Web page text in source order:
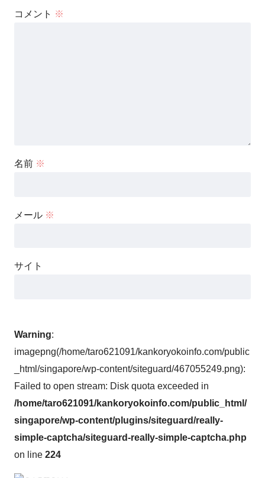
コメント ※
名前 ※
メール ※
サイト
Warning:
imagepng(/home/taro621091/kankoryokoinfo.com/public
_html/singapore/wp-content/siteguard/467055249.png):
Failed to open stream: Disk quota exceeded in
/home/taro621091/kankoryokoinfo.com/public_html/
singapore/wp-content/plugins/siteguard/really-
simple-captcha/siteguard-really-simple-captcha.php
on line 224